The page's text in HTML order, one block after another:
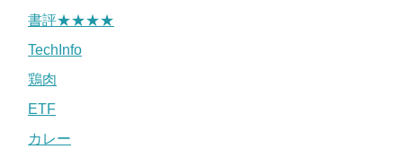
書評★★★★
TechInfo
鶏肉
ETF
カレー